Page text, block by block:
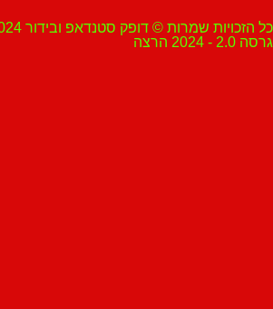
שמרות © דופק סטנדאפ ובידור 2014-2024.